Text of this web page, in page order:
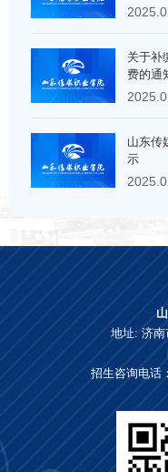
关于补
费的通
山东传
示
地址: 济南
招生咨询电话